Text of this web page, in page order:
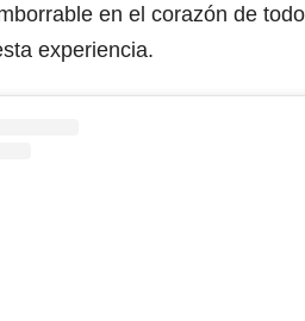
en el corazón de
experiencia.